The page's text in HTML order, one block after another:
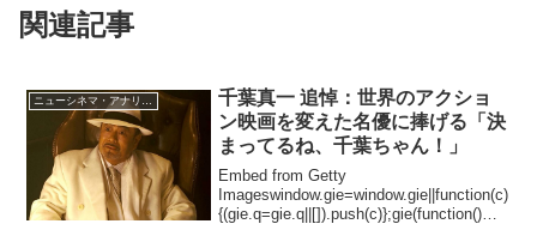
関連記事
ニューシネマ・アナリティクス
千葉真一 追悼：世界のアクショ
ン映画を変えた名優に捧げる「決
まってるね、千葉ちゃん！」
Embed from Getty
Imageswindow.gie=window.gie||function(c)
{(gie.q=gie.q||[]).push(c)};gie(function()